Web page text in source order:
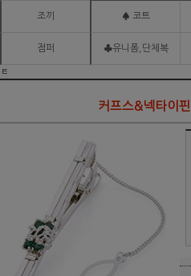
조끼 ♠ 코트
점퍼 ♣유니폼,단체복
ㅌ
커프스&넥타이핀